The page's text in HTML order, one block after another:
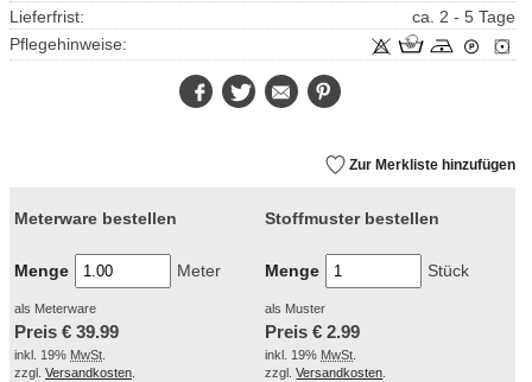
Lieferfrist:
ca. 2 - 5 Tage
Pflegehinweise:
FacebookTwitter E-
Mail
Zur Merkliste hinzufügen
Meterware bestellen
Menge Meter
als Meterware
Preis € 39.99
inkl. 19% MwSt
zzgl. Versandkosten
Stoffmuster bestellen
Menge Stück
als Muster
Preis €2.99
inkl. 19% MwSt
zzgl.Versandkosten